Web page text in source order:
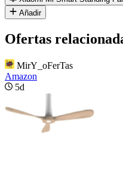
Añadir
Ofertas
MirY_oFerTas
Amazon
5d